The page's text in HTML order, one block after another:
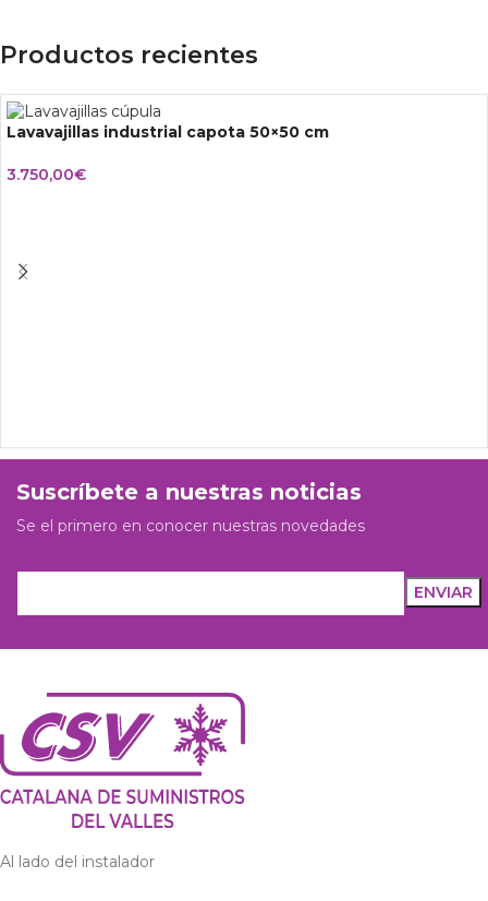
Productos recientes
Lavavajillas industrial capota 50×50 cm
3.750,00€
Suscríbete a nuestras noticias
Se el primero en conocer nuestras novedades
Al lado del instalador